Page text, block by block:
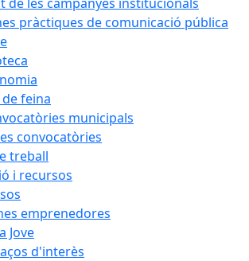
pràctiques de comunicació pública
feina
municipals
convocatòries
treball
i recursos
emprenedores
Jove
d'interès